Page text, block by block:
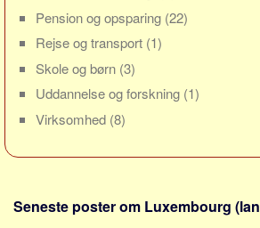
Alle
Nøgleord
Bolig
Job
Virksomhed
Pension og opsparing
Pension og opsparing (22)
Rejse og transport (1)
Skole og børn (3)
Uddannelse og forskning (1)
Virksomhed (8)
Seneste poster om Luxembourg